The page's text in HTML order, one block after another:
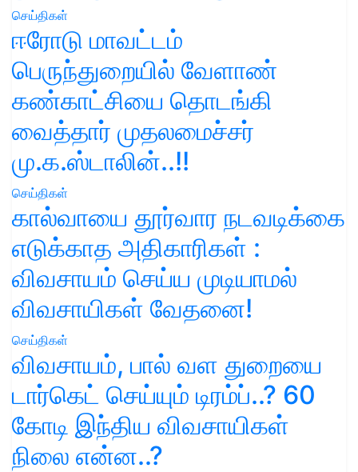
செய்திகள்
ஈரோடு மாவட்டம்
பெருந்துறையில் வேளாண்
கண்காட்சியை தொடங்கி
வைத்தார் முதலமைச்சர்
மு.க.ஸ்டாலின்..!!
செய்திகள்
கால்வாயை தூர்வார நடவடிக்கை
எடுக்காத அதிகாரிகள் :
விவசாயம் செய்ய முடியாமல்
விவசாயிகள் வேதனை!
செய்திகள்
விவசாயம், பால் வள துறையை
டார்கெட் செய்யும் டிரம்ப்..? 60
கோடி இந்திய விவசாயிகள்
நிலை என்ன..?